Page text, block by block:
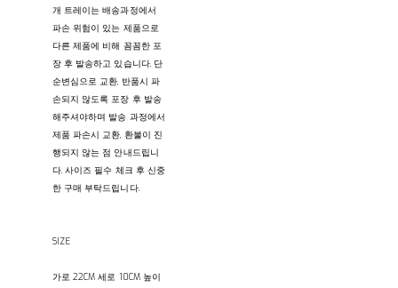
개 트레이는 배송과정에서
파손 위험이 있는 제품으로
다른 제품에 비해 꼼꼼한 포
장 후 발송하고 있습니다. 단
순변심으로 교환, 반품시 파
손되지 않도록 포장 후 발송
해주셔야하며 발송 과정에서
제품 파손시 교환, 환불이 진
행되지 않는 점 안내드립니
다. 사이즈 필수 체크 후 신중
한 구매 부탁드립니다.
SIZE
가로 22CM 세로 10CM 높이